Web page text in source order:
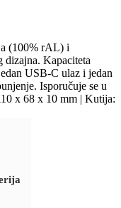
(100% rAL) i
Kapaciteta
USB-C ulaz i jedan
Isporučuje se u
x 68 x 10 mm | Kutija: